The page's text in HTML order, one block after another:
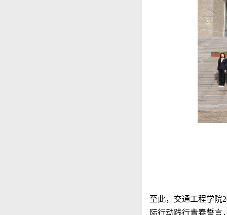
至此，交通工程学院
际行动践行青春誓言